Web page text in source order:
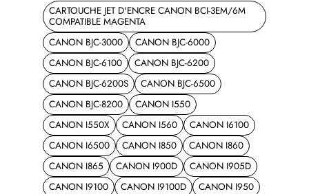
CARTOUCHE JET D'ENCRE CANON BCI-3EM/6M
COMPATIBLE MAGENTA
CANON BJC-3000
CANON BJC-6000
CANON BJC-6100
CANON BJC-6200
CANON BJC-6200S
CANON BJC-6500
CANON BJC-8200
CANON I550
CANON I550X
CANON I560
CANON I6100
CANON I6500
CANON I850
CANON I860
CANON I865
CANON I900D
CANON I905D
CANON I9100
CANON I9100D
CANON I950